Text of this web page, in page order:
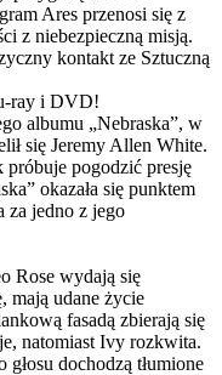
Ares przenosi się z
z niebezpieczną misją.
kontakt ze Sztuczną
ray i DVD!
albumu „Nebraska”, w
się Jeremy Allen White.
pogodzić presję
okazała się punktem
za jedno z jego
Rose wydają się
mają udane życie
fasadą zbierają się
natomiast Ivy rozkwita.
dochodzą tłumione